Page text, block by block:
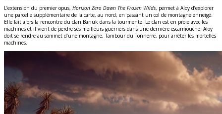
L’extension du premier opus, Horizon Zero Dawn The Frozen Wilds, permet à Aloy d’explorer
une parcelle supplémentaire de la carte, au nord, en passant un col de montagne enneigé.
Elle fait alors la rencontre du clan Banuk dans la tourmente. Le clan est en proie avec les
machines et il vient de perdre ses meilleurs guerriers dans une dernière escarmouche. Aloy
doit se rendre au sommet d’une montagne, Tambour du Tonnerre, pour arrêter les mortelles
machines.